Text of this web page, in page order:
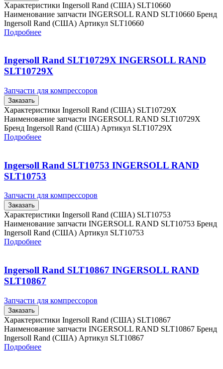
Характеристики Ingersoll Rand (США) SLT10660
Наименование запчасти INGERSOLL RAND SLT10660 Бренд
Ingersoll Rand (США) Артикул SLT10660
Подробнее
Ingersoll Rand SLT10729X INGERSOLL RAND
SLT10729X
Запчасти для компрессоров
Заказать
Характеристики Ingersoll Rand (США) SLT10729X
Наименование запчасти INGERSOLL RAND SLT10729X
Бренд Ingersoll Rand (США) Артикул SLT10729X
Подробнее
Ingersoll Rand SLT10753 INGERSOLL RAND
SLT10753
Запчасти для компрессоров
Заказать
Характеристики Ingersoll Rand (США) SLT10753
Наименование запчасти INGERSOLL RAND SLT10753 Бренд
Ingersoll Rand (США) Артикул SLT10753
Подробнее
Ingersoll Rand SLT10867 INGERSOLL RAND
SLT10867
Запчасти для компрессоров
Заказать
Характеристики Ingersoll Rand (США) SLT10867
Наименование запчасти INGERSOLL RAND SLT10867 Бренд
Ingersoll Rand (США) Артикул SLT10867
Подробнее